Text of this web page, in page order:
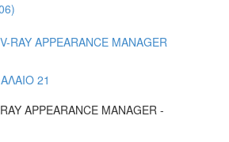
RAY APPEARANCE MANAGER
21
APPEARANCE MANAGER -